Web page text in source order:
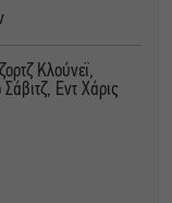
Κλούνεϊ,
Εντ Χάρις